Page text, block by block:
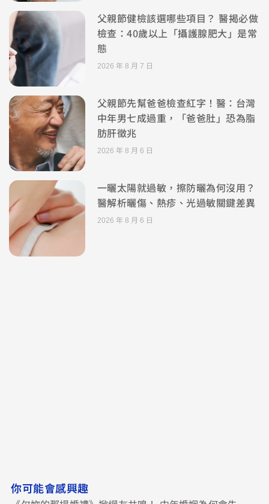
父親節健檢該選哪些項目？ 醫揭必做
檢查：40歲以上「攝護腺肥大」是常
態
2026 年 8 月 7 日
父親節先幫爸爸檢查紅字！醫：台灣
中年男七成過重，「爸爸肚」恐為脂
肪肝徵兆
2026 年 8 月 6 日
一曬太陽就過敏，擦防曬為何沒用？
醫解析曬傷、熱疹、光過敏關鍵差異
2026 年 8 月 6 日
你可能會感興趣